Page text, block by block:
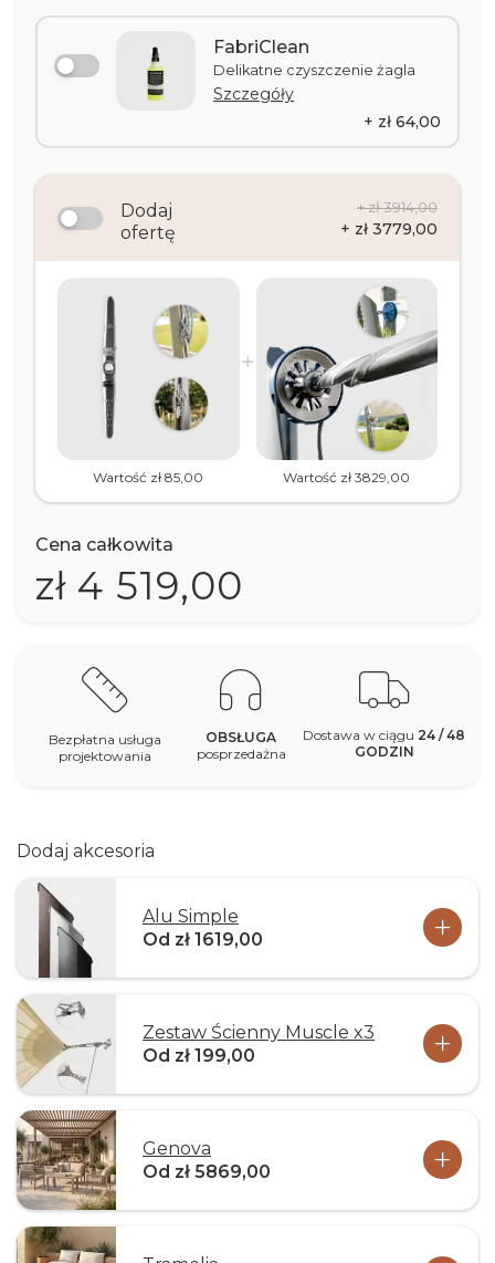
FabriClean
Delikatne czyszczenie żagla
Szczegóły
+ zł 64,00
Dodaj
ofertę
+ zł 3914,00
+ zł 3779,00
Wartość zł 85,00 Wartość zł 3829,00
Cena całkowita
zł 4 519,00
Bezpłatna usługa
projektowania
OBSŁUGA
posprzedażna
Dostawa w ciągu 24 / 48
GODZIN
Dodaj akcesoria
Alu Simple
Od zł 1619,00
Zestaw Ścienny Muscle x3
Od zł 199,00
Genova
Od zł 5869,00